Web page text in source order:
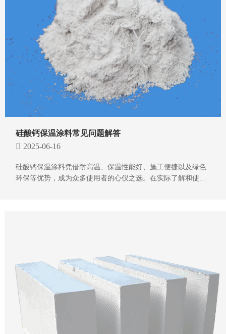
硅酸钙保温涂料常见问题解答
2025-06-16
硅酸钙保温涂料凭借耐高温、保温性能好、施工便捷以及绿色
环保等优势，成为众多使用者的心仪之选。在实际了解和使用